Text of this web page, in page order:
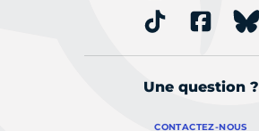
Une question ?
CONTACTEZ-NOUS